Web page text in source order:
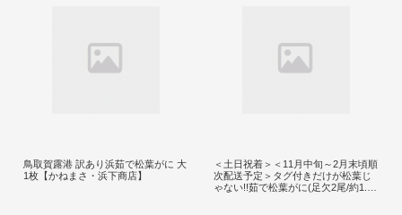
鳥取賀露港 訳あり浜茹で松葉がに 大
1枚【かねまさ・浜下商店】
＜土日祝着＞＜11月中旬～2月末頃順
次配送予定＞タグ付きだけが松葉じ
ゃない!!茹で松葉がに(足欠2尾/約1.3